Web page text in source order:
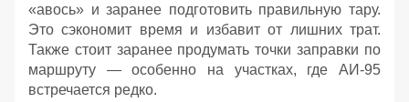
«авось» и заранее подготовить правильную тару.
Это сэкономит время и избавит от лишних трат.
Также стоит заранее продумать точки заправки по
маршруту — особенно на участках, где АИ‑95
встречается редко.